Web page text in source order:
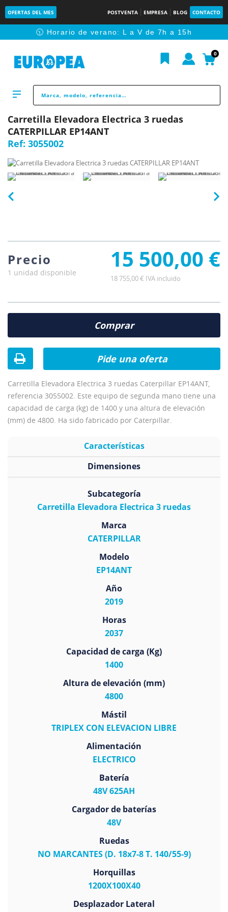
OFERTAS DEL MES POSTVENTA EMPRESA BLOG CONTACTO
🕥 Horario de verano: L a V de 7h a 15h
0
Carretilla Elevadora Electrica 3 ruedas
CATERPILLAR EP14ANT
Ref: 3055002
Carretilla Elevadora Electrica 3 ruedas Caterpillar EP14ANT,
referencia 3055002. Este equipo de segunda mano tiene una
capacidad de carga (kg) de 1400 y una altura de elevación
(mm) de 4800. Ha sido fabricado por Caterpillar.
Precio
1 unidad disponible 15 500,00 €
18 755,00 € IVA incluido
Comprar
Pide una oferta
Características
Subcategoría
Carretilla Elevadora Electrica 3 ruedas
Marca
CATERPILLAR
Modelo
EP14ANT
Año
2019
Horas
2037
Capacidad de carga (Kg)
1400
Altura de elevación (mm)
4800
Mástil
TRIPLEX CON ELEVACION LIBRE
Alimentación
ELECTRICO
Batería
48V 625AH
Cargador de baterías
48V
Ruedas
NO MARCANTES (D. 18x7-8 T. 140/55-9)
Horquillas
1200X100X40
Desplazador Lateral
Dimensiones